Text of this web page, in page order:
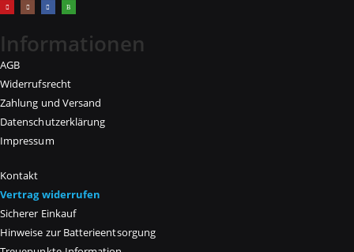
Informationen
AGB
Widerrufsrecht
Zahlung und Versand
Datenschutzerklärung
Impressum
Kontakt
Vertrag widerrufen
Sicherer Einkauf
Hinweise zur Batterieentsorgung